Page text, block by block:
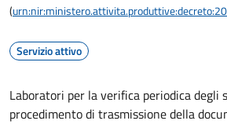
(
Servizio attivo
Laboratori per la verifica periodica
procedimento di trasmissione della